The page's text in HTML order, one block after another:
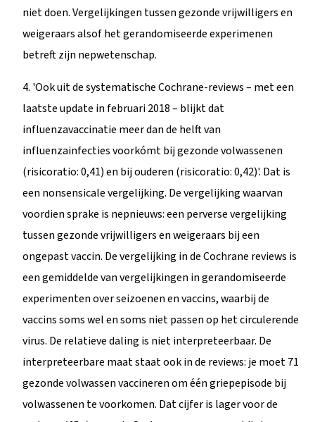
niet doen. Vergelijkingen tussen gezonde vrijwilligers en
weigeraars alsof het gerandomiseerde experimenen
betreft zijn nepwetenschap.
4. 'Ook uit de systematische Cochrane-reviews – met een
laatste update in februari 2018 – blijkt dat
influenzavaccinatie meer dan de helft van
influenzainfecties voorkómt bij gezonde volwassenen
(risicoratio: 0,41) en bij ouderen (risicoratio: 0,42)'. Dat is
een nonsensicale vergelijking. De vergelijking waarvan
voordien sprake is nepnieuws: een perverse vergelijking
tussen gezonde vrijwilligers en weigeraars bij een
ongepast vaccin. De vergelijking in de Cochrane reviews is
een gemiddelde van vergelijkingen in gerandomiseerde
experimenten over seizoenen en vaccins, waarbij de
vaccins soms wel en soms niet passen op het circulerende
virus. De relatieve daling is niet interpreteerbaar. De
interpreteerbare maat staat ook in de reviews: je moet 71
gezonde volwassen vaccineren om één griepepisode bij
volwassenen te voorkomen. Dat cijfer is lager voor de